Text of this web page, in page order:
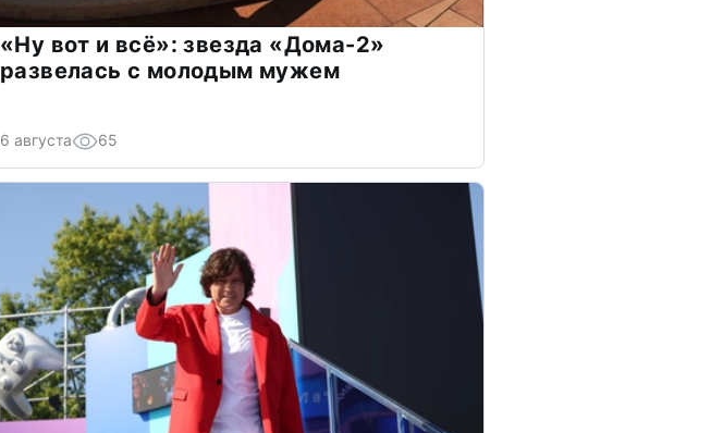
«Ну вот и всё»: звезда «Дома-2»
развелась с молодым мужем
6 августа 65